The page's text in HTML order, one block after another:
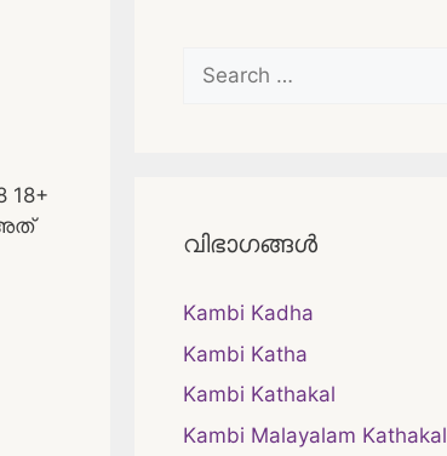
Search
for:
വിഭാഗങ്ങൾ
Kambi Kadha
Kambi Katha
Kambi Kathakal
Kambi Malayalam Kathakal